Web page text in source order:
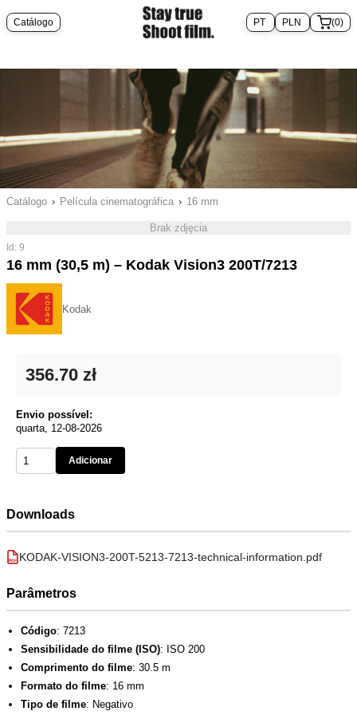
Catálogo (0)
Catálogo › Película cinematográfica › 16 mm
Brak zdjęcia
Id: 9
16 mm (30,5 m) – Kodak Vision3 200T/7213
Kodak
356.70 zł
Envio possível:
quarta, 12-08-2026
Adicionar
Downloads
PDF KODAK-VISION3-200T-5213-7213-technical-information.pdf
Parâmetros
Código: 7213
Sensibilidade do filme (ISO): ISO 200
Comprimento do filme: 30.5 m
Formato do filme: 16 mm
Tipo de filme: Negativo